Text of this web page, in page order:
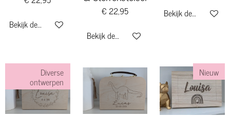
Bekijk details
€ 22,95
Bekijk details
Bekijk details
Diverse
ontwerpen
Nieuw